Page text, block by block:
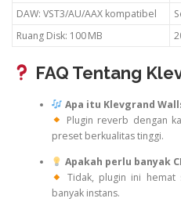
DAW: VST3/AU/AAX kompatibel
Ruang Disk: 100 MB
FAQ Tentang
Apa itu Klevgrand
Plugin reverb dengan
preset berkualitas tinggi.
Apakah perlu banyak
Tidak, plugin ini hemat
banyak instans.